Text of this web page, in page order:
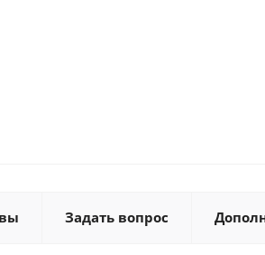
Задать вопрос